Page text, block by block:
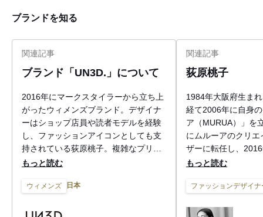
ブランドを知る
関連記事
ブランド「UN3D.」について
2016年にマークスタイラーから立ち上
がったウィメンズブランド。デザイナ
ーはショップ店員や読者モデルを経験
し、ファッションアイコンとしても支
持されている荻原桃子。複雑なプリー
ツや構築的なタックを取り入れたアイ
もっと読む
ウィメンズ 日本
関連記事
荻原桃子
1984年大阪府生ま
経て2006年に自身
ア（MURUA）」を
にムルーアのクリ
ザーに転任し、
ド（UN3D.）」を
ン。
もっと読む
ファッションデザイナ